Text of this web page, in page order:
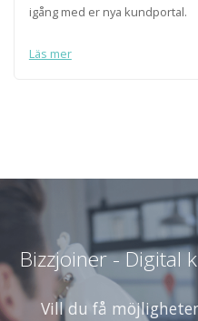
igång med er nya kundportal.
Läs mer
Bizzjoiner - Digital
Vill du få